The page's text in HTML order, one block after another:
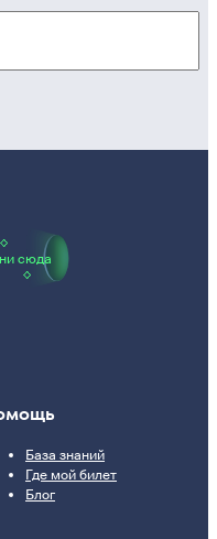
сюда
База знаний
Где мой билет
Блог